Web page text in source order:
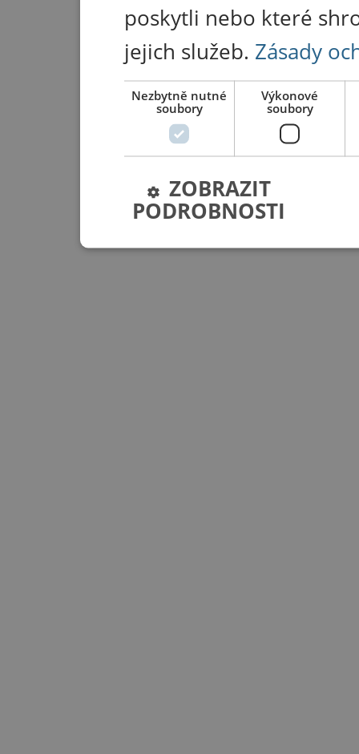
poskytli nebo které
jejich služeb. Zásady
Nezbytně nutné
soubory
Výkonové
soubory
ZOBRAZIT
PODROBNOSTI